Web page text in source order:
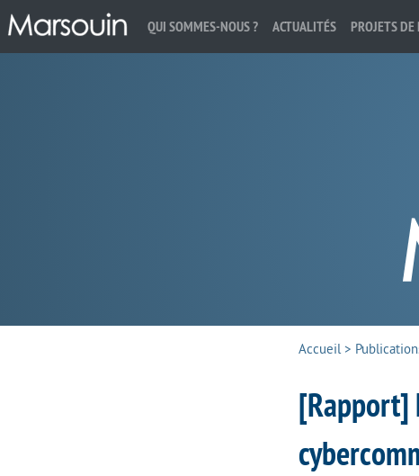
QUI SOMMES-NOUS ? ACTUALITÉS PROJETS DE
Accueil>
[Rapport]